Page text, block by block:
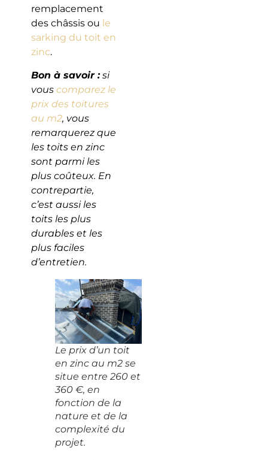
remplacement
des châssis ou le
sarking du toit en
zinc.
Bon à savoir :si
vous comparez le
prix des toitures
au m2, vous
remarquerez que
les toits en zinc
sont parmi les
plus coûteux. En
contrepartie,
c’est aussi les
toits les plus
durables et les
plus faciles
d’entretien.
Le prix d’un toit
en zinc au m2 se
situe entre 260 et
360 €, en
fonction de la
nature et de la
complexité du
projet.